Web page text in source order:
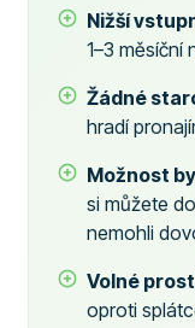
Nižší
1–3 měsíční
Žádné
hradí
Možnost
si můžete
nemohli
Volné
oproti